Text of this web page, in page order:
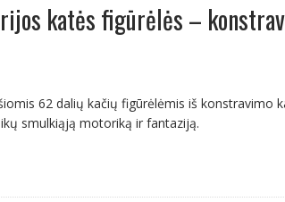
katės figūrėlės –
62 dalių kačių figūrėlėmis iš konstravimo
smulkiąją motoriką ir fantaziją.